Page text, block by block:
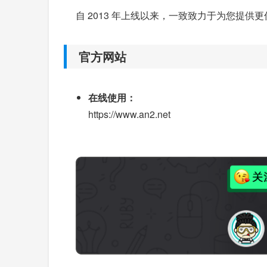
自 2013 年上线以来，一致致力于为您提供
官方网站
在线使用：
https://www.an2.net